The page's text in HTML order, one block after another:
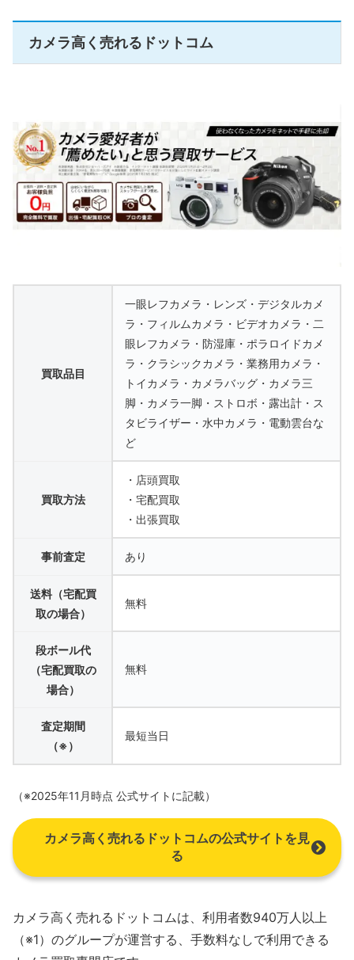
カメラ高く売れるドットコム
買取品目
一眼レフカメラ・レンズ・デジタルカメ
ラ・フィルムカメラ・ビデオカメラ・二
眼レフカメラ・防湿庫・ポラロイドカメ
ラ・クラシックカメラ・業務用カメラ・
トイカメラ・カメラバッグ・カメラ三
脚・カメラ一脚・ストロボ・露出計・ス
タビライザー・水中カメラ・電動雲台な
ど
買取方法
・店頭買取
・宅配買取
・出張買取
事前査定 あり
送料（宅配買
取の場合）
無料
段ボール代
（宅配買取の
場合）
無料
査定期間
（※）
最短当日
（※2025年11月時点 公式サイトに記載）
カメラ高く売れるドットコムの公式サイトを見
る
カメラ高く売れるドットコムは、利用者数940万人以上
（※1）のグループが運営する、手数料なしで利用できる